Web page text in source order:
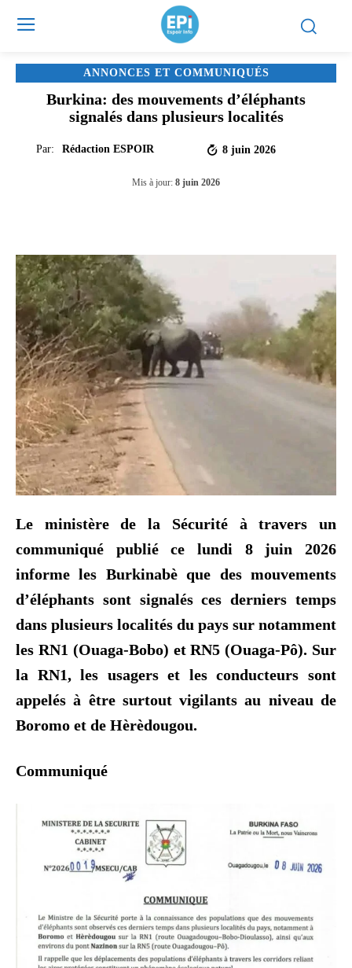
ANNONCES ET COMMUNIQUÉS
Burkina: des mouvements d’éléphants
signalés dans plusieurs localités
Par: Rédaction ESPOIR 8 juin 2026
Mis à jour: 8 juin 2026
Le ministère de la Sécurité à travers un
communiqué publié ce lundi 8 juin 2026
informe les Burkinabè que des mouvements
d’éléphants sont signalés ces derniers temps
dans plusieurs localités du pays sur notamment
les RN1 (Ouaga-Bobo) et RN5 (Ouaga-Pô). Sur
la RN1, les usagers et les conducteurs sont
appelés à être surtout vigilants au niveau de
Boromo et de Hèrèdougou.
Communiqué